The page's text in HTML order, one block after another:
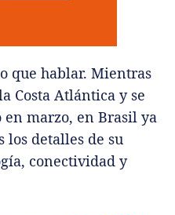
que hablar. Mientras
Costa Atlántica y se
marzo, en Brasil ya
los detalles de su
conectividad y